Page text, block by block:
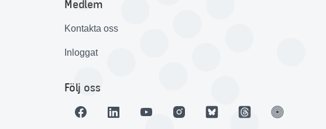
Medlem
Kontakta oss
Inloggat
Följ oss